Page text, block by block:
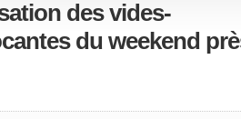
des vides-
du weekend